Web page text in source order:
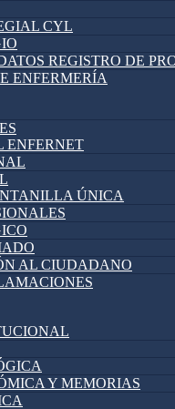
CYL
REGISTRO DE
ENFERMERÍA
ENFERNET
ÚNICA
AL CIUDADANO
Y MEMORIAS